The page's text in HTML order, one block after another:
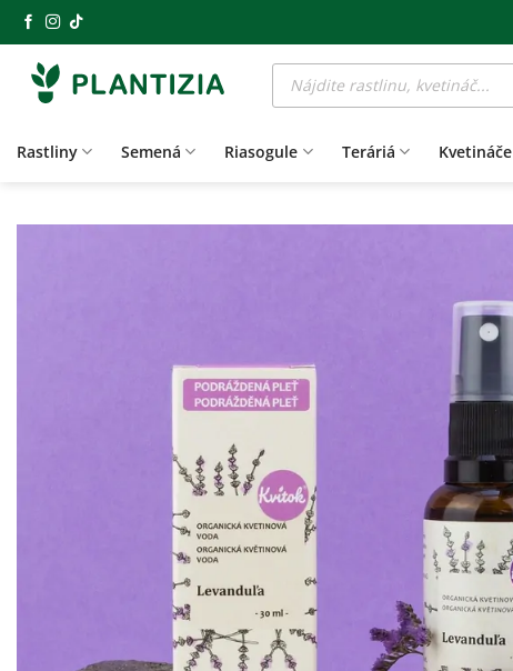
Skip
to
content
Products
search
Rastliny Semená Riasogule Teráriá Kvetináče